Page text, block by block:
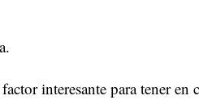
interesante para tener en